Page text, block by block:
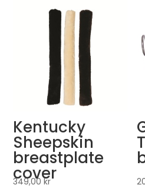
Kentucky
Sheepskin
breastplate
cover
349,00kr